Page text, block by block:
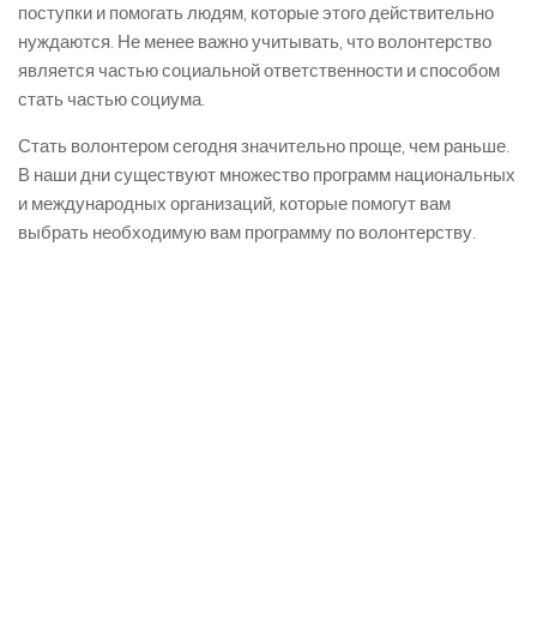
поступки и помогать людям, которые этого действительно
нуждаются. Не менее важно учитывать, что волонтерство
является частью социальной ответственности и способом
стать частью социума.
Стать волонтером сегодня значительно проще, чем раньше.
В наши дни существуют множество программ национальных
и международных организаций, которые помогут вам
выбрать необходимую вам программу по волонтерству.